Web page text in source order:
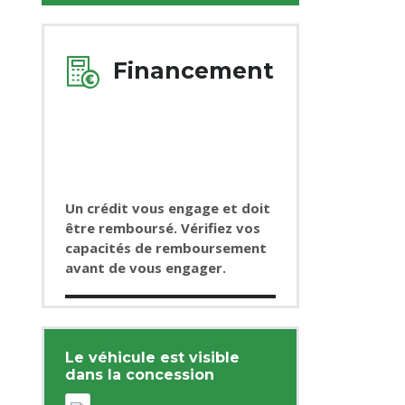
Financement
Un crédit vous engage et doit
être remboursé. Vérifiez vos
capacités de remboursement
avant de vous engager.
Le véhicule est visible
dans la concession